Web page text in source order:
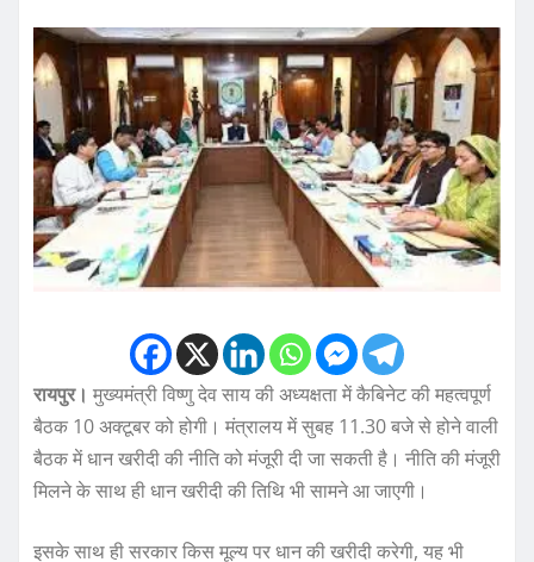
रायपुर। मुख्यमंत्री विष्णु देव साय की अध्यक्षता में कैबिनेट की महत्वपूर्ण
बैठक 10 अक्टूबर को होगी। मंत्रालय में सुबह 11.30 बजे से होने वाली
बैठक में धान खरीदी की नीति को मंजूरी दी जा सकती है। नीति की मंजूरी
मिलने के साथ ही धान खरीदी की तिथि भी सामने आ जाएगी।
इसके साथ ही सरकार किस मूल्य पर धान की खरीदी करेगी, यह भी